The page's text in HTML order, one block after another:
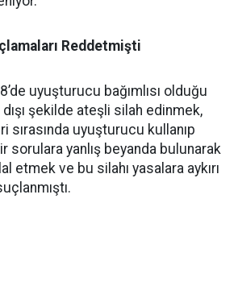
Reddetmişti
uyuşturucu bağımlısı olduğu
şekilde ateşli silah edinmek,
sırasında uyuşturucu kullanıp
sorulara yanlış beyanda bulunarak
etmek ve bu silahı yasalara aykırı